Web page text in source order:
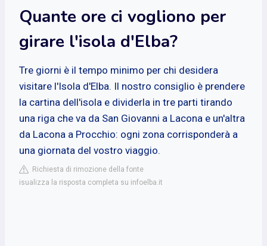
Quante ore ci vogliono per
girare l'isola d'Elba?
Tre giorni è il tempo minimo per chi desidera
visitare l'Isola d'Elba. Il nostro consiglio è prendere
la cartina dell'isola e dividerla in tre parti tirando
una riga che va da San Giovanni a Lacona e un'altra
da Lacona a Procchio: ogni zona corrisponderà a
una giornata del vostro viaggio.
Richiesta di rimozione della fonte
isualizza la risposta completa su infoelba.it